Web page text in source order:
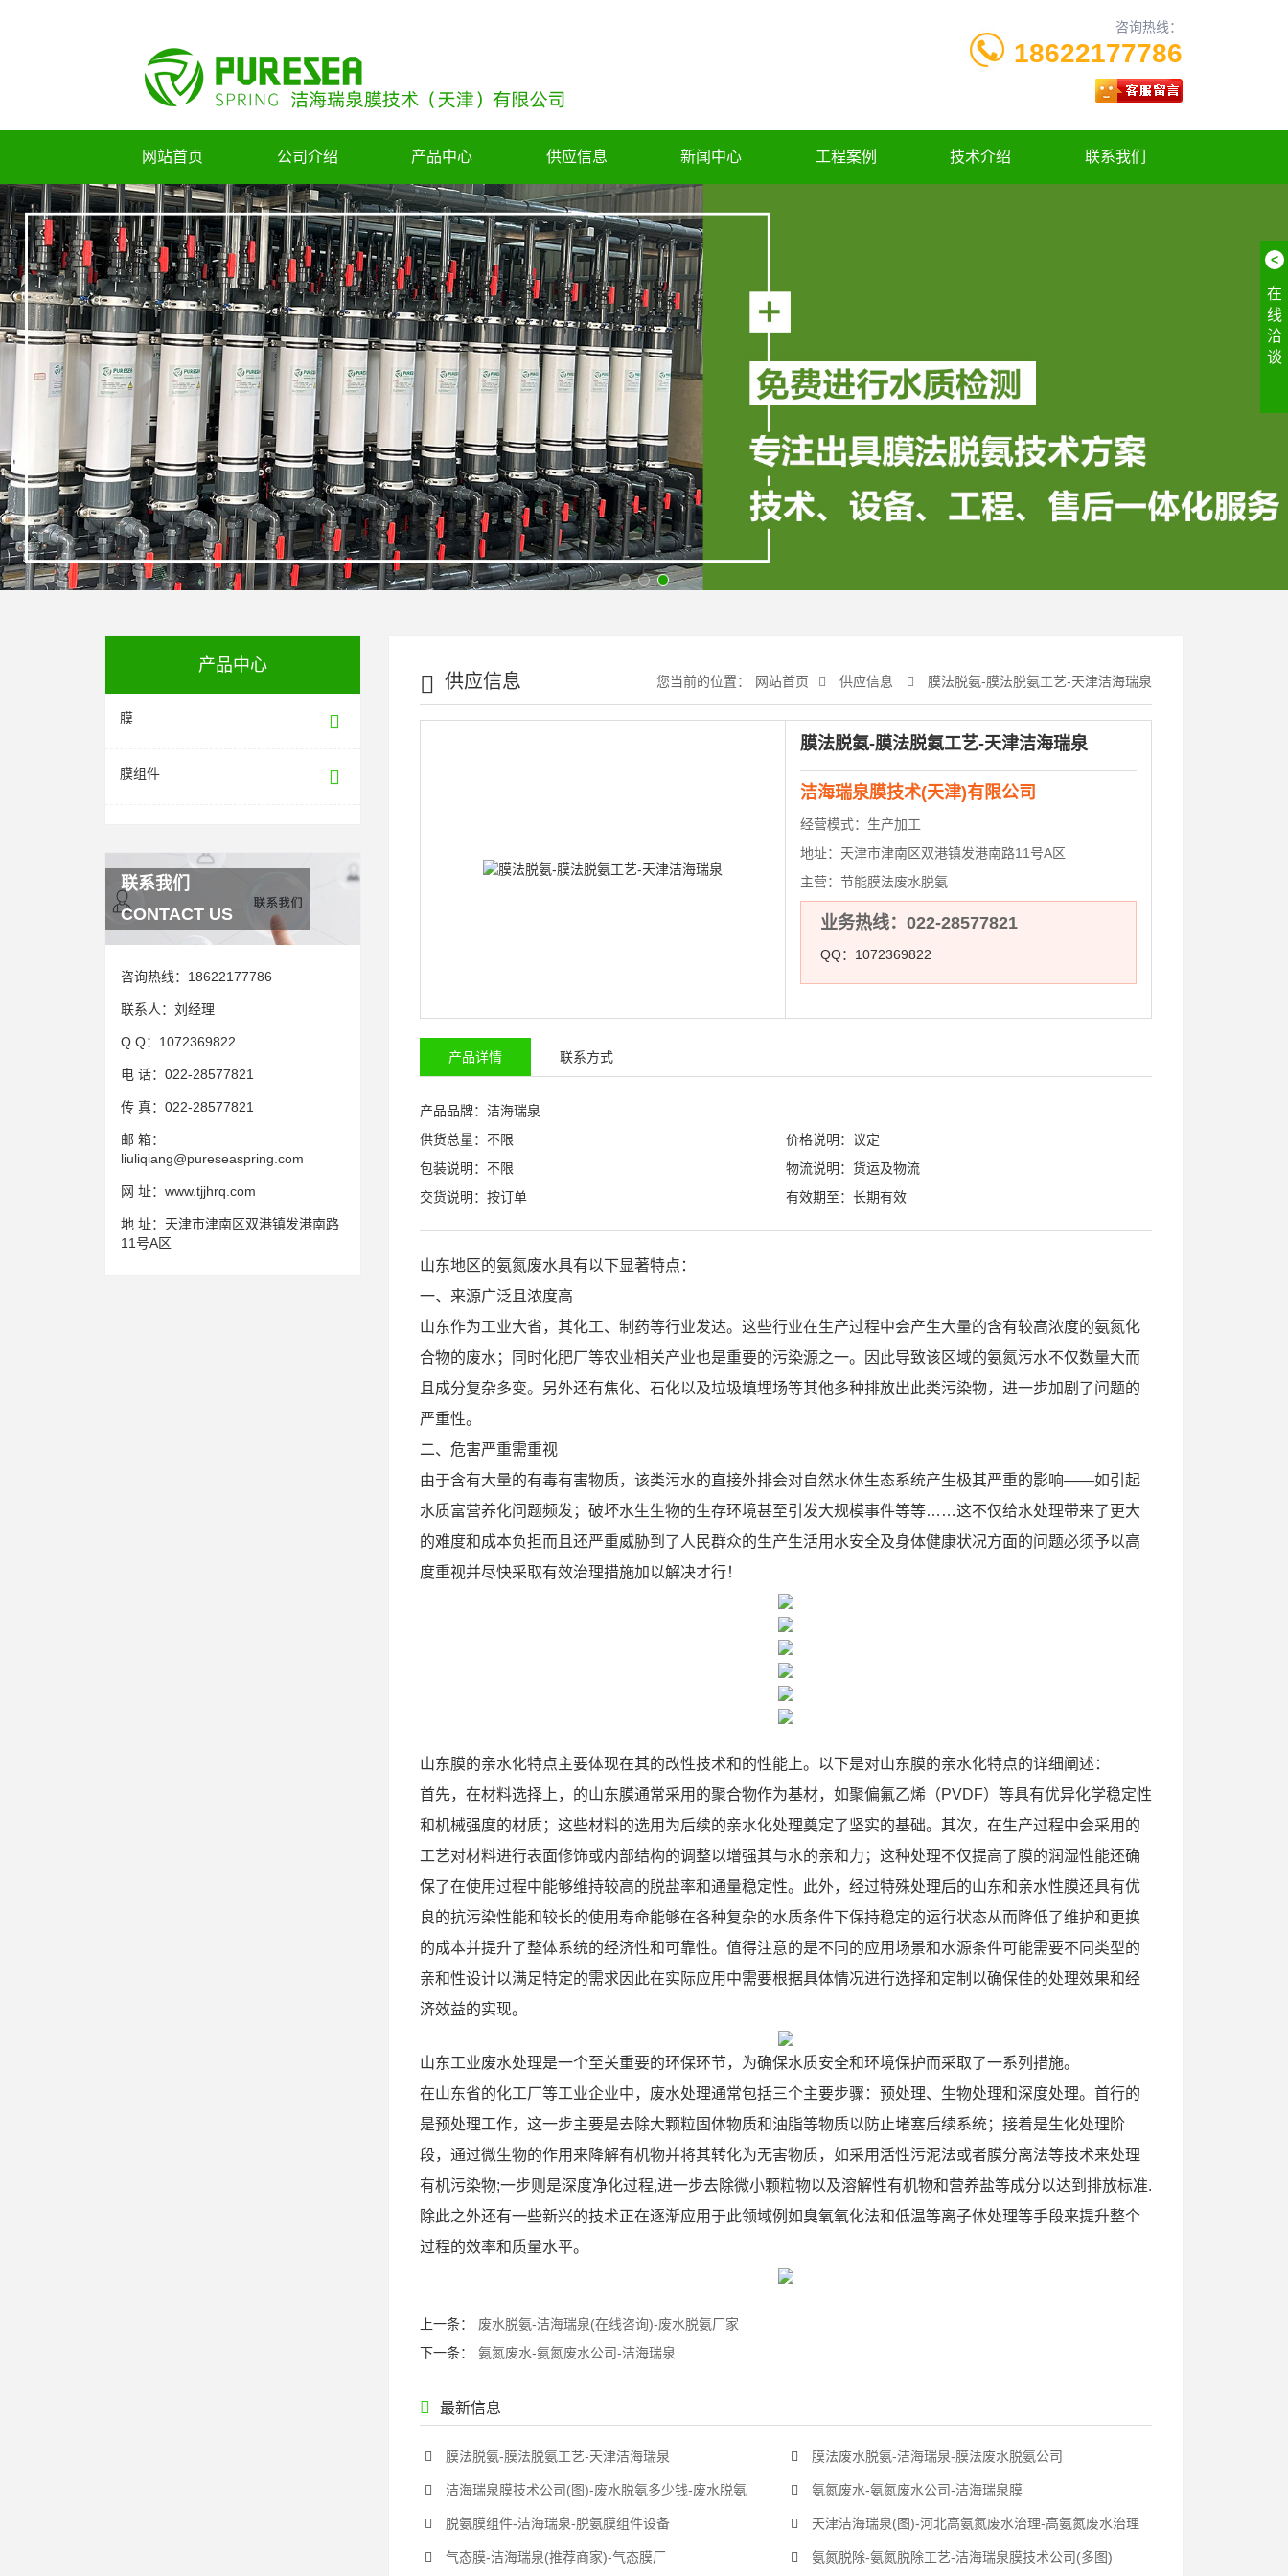
咨询热线：
18622177786
网站首页 公司介绍 产品中心 供应信息 新闻中心 工程案例 技术介绍 联系我们
产品中心
膜
膜组件
联系我们
CONTACT US
咨询热线： 18622177786
联系人： 刘经理
Q Q： 1072369822
电 话： 022-28577821
传 真： 022-28577821
邮 箱：
liuliqiang@pureseaspring.com
网 址： www.tjjhrq.com
地 址： 天津市津南区双港镇发港南路
11号A区
供应信息 您当前的位置： 网站首页 供应信息 膜法脱氨-膜法脱氨工艺-天津洁海瑞泉
膜法脱氨-膜法脱氨工艺-天津洁海瑞泉
洁海瑞泉膜技术(天津)有限公司
经营模式： 生产加工
地址： 天津市津南区双港镇发港南路11号A区
主营： 节能膜法废水脱氨
业务热线：022-28577821
QQ：1072369822
产品详情 联系方式
产品品牌：洁海瑞泉
供货总量：不限
价格说明：议定
包装说明：不限
物流说明：货运及物流
交货说明：按订单
有效期至：长期有效
山东地区的氨氮废水具有以下显著特点：
一、来源广泛且浓度高
山东作为工业大省，其化工、制药等行业发达。这些行业在生产过程中会产生大量的含有较高浓度的氨氮化
合物的废水；同时化肥厂等农业相关产业也是重要的污染源之一。因此导致该区域的氨氮污水不仅数量大而
且成分复杂多变。另外还有焦化、石化以及垃圾填埋场等其他多种排放出此类污染物，进一步加剧了问题的
严重性。
二、危害严重需重视
由于含有大量的有毒有害物质，该类污水的直接外排会对自然水体生态系统产生极其严重的影响——如引起
水质富营养化问题频发；破坏水生生物的生存环境甚至引发大规模事件等等……这不仅给水处理带来了更大
的难度和成本负担而且还严重威胁到了人民群众的生产生活用水安全及身体健康状况方面的问题必须予以高
度重视并尽快采取有效治理措施加以解决才行！
山东膜的亲水化特点主要体现在其的改性技术和的性能上。以下是对山东膜的亲水化特点的详细阐述：
首先，在材料选择上，的山东膜通常采用的聚合物作为基材，如聚偏氟乙烯（PVDF）等具有优异化学稳定性
和机械强度的材质；这些材料的选用为后续的亲水化处理奠定了坚实的基础。其次，在生产过程中会采用的
工艺对材料进行表面修饰或内部结构的调整以增强其与水的亲和力；这种处理不仅提高了膜的润湿性能还确
保了在使用过程中能够维持较高的脱盐率和通量稳定性。此外，经过特殊处理后的山东和亲水性膜还具有优
良的抗污染性能和较长的使用寿命能够在各种复杂的水质条件下保持稳定的运行状态从而降低了维护和更换
的成本并提升了整体系统的经济性和可靠性。值得注意的是不同的应用场景和水源条件可能需要不同类型的
亲和性设计以满足特定的需求因此在实际应用中需要根据具体情况进行选择和定制以确保佳的处理效果和经
济效益的实现。
山东工业废水处理是一个至关重要的环保环节，为确保水质安全和环境保护而采取了一系列措施。
在山东省的化工厂等工业企业中，废水处理通常包括三个主要步骤：预处理、生物处理和深度处理。首行的
是预处理工作，这一步主要是去除大颗粒固体物质和油脂等物质以防止堵塞后续系统；接着是生化处理阶
段，通过微生物的作用来降解有机物并将其转化为无害物质，如采用活性污泥法或者膜分离法等技术来处理
有机污染物;一步则是深度净化过程,进一步去除微小颗粒物以及溶解性有机物和营养盐等成分以达到排放标准.
除此之外还有一些新兴的技术正在逐渐应用于此领域例如臭氧氧化法和低温等离子体处理等手段来提升整个
过程的效率和质量水平。
上一条：
废水脱氨-洁海瑞泉(在线咨询)-废水脱氨厂家
下一条：
氨氮废水-氨氮废水公司-洁海瑞泉
最新信息
膜法脱氨-膜法脱氨工艺-天津洁海瑞泉 膜法废水脱氨-洁海瑞泉-膜法废水脱氨公司
洁海瑞泉膜技术公司(图)-废水脱氨多少钱-废水脱氨 氨氮废水-氨氮废水公司-洁海瑞泉膜
脱氨膜组件-洁海瑞泉-脱氨膜组件设备 天津洁海瑞泉(图)-河北高氨氮废水治理-高氨氮废水治理
气态膜-洁海瑞泉(推荐商家)-气态膜厂 氨氮脱除-氨氮脱除工艺-洁海瑞泉膜技术公司(多图)
<
在
线
洽
谈